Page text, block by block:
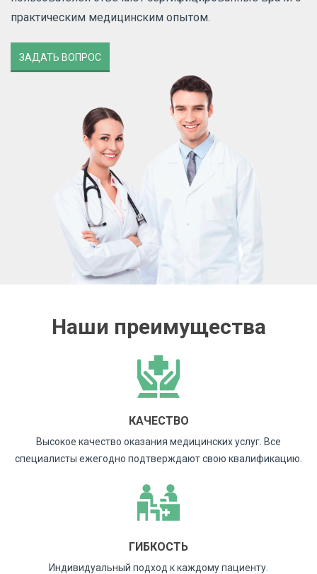
практическим медицинским опытом.
ЗАДАТЬ ВОПРОС
Наши преимущества
КАЧЕСТВО
Высокое качество оказания медицинских услуг. Все
специалисты ежегодно подтверждают свою квалификацию.
ГИБКОСТЬ
Индивидуальный подход к каждому пациенту.